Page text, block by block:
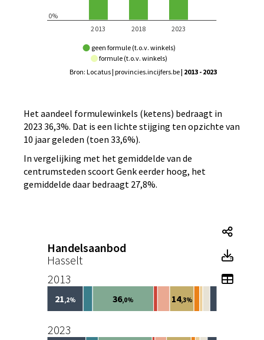
geen formule (t.o.v. winkels)
formule (t.o.v. winkels)
Bron: Locatus | provincies.incijfers.be| 2013 - 2023
Het aandeel formulewinkels (ketens) bedraagt in
2023 36,3%. Dat is een lichte stijging ten opzichte van
10 jaar geleden (toen 33,6%).
In vergelijking met het gemiddelde van de
centrumsteden scoort Genk eerder hoog, het
gemiddelde daar bedraagt 27,8%.
Handelsaanbod
Hasselt
2023
2013
21,2% 36,0% 14,3%
Toon